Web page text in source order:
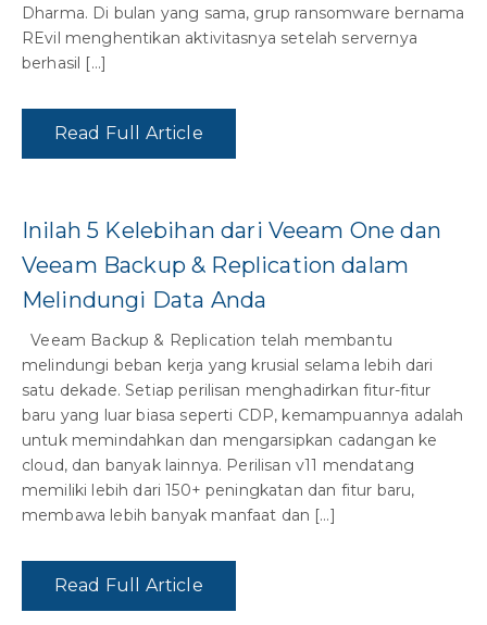
Dharma. Di bulan yang sama, grup ransomware bernama
REvil menghentikan aktivitasnya setelah servernya
berhasil […]
Read Full Article
Inilah 5 Kelebihan dari Veeam One dan
Veeam Backup & Replication dalam
Melindungi Data Anda
Veeam Backup & Replication telah membantu
melindungi beban kerja yang krusial selama lebih dari
satu dekade. Setiap perilisan menghadirkan fitur-fitur
baru yang luar biasa seperti CDP, kemampuannya adalah
untuk memindahkan dan mengarsipkan cadangan ke
cloud, dan banyak lainnya. Perilisan v11 mendatang
memiliki lebih dari 150+ peningkatan dan fitur baru,
membawa lebih banyak manfaat dan […]
Read Full Article